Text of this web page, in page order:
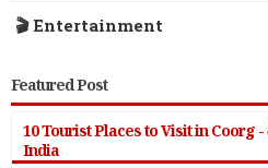
🎬 Entertainment
Featured Post
10 Tourist Places to Visit in Coorg -
India